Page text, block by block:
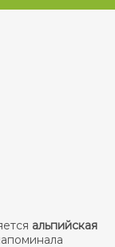
альпийская